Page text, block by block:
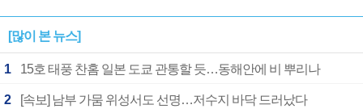
[많이 본 뉴스]
1 15호 태풍 찬홈 일본 도쿄 관통할 듯…동해안에 비 뿌리나
2 [속보] 남부 가뭄 위성서도 선명…저수지 바닥 드러났다